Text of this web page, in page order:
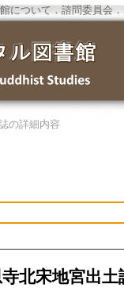
について ． 諮問委員会 ．
の詳細内容
北宋地宮出